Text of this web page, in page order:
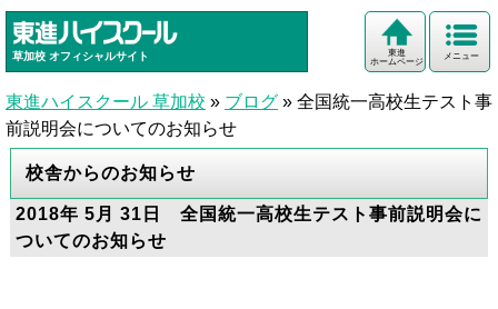
草加校 オフィシャルサイト メニュー
東進
ホームページ
東進ハイスクール 草加校 » ブログ » 全国統一高校生テスト事
前説明会についてのお知らせ
校舎からのお知らせ
2018年 5月 31日 全国統一高校生テスト事前説明会に
ついてのお知らせ